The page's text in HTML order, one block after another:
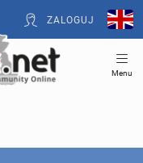
ZALOGUJ
Menu